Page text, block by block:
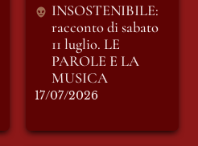
INSOSTENIBILE:
racconto di sabato
11 luglio. LE
PAROLE E LA
MUSICA
17/07/2026